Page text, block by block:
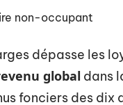
non-occupant
dépasse les
global dans
fonciers des dix